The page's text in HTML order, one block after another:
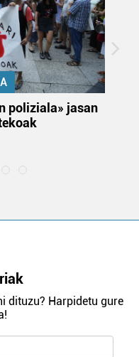
poliziala» jasan
dituzu? Harpidetu gure